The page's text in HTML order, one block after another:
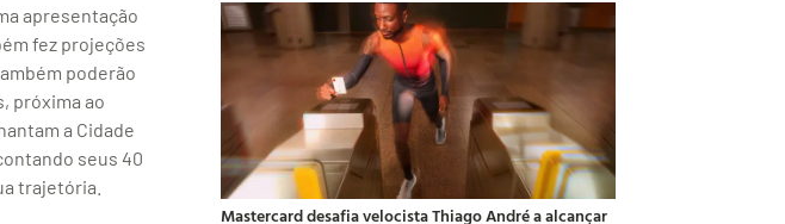
apresentação
fez projeções
poderão
próxima ao
a Cidade
seus 40
trajetória.
Mastercard desafia velocista Thiago André a alcançar